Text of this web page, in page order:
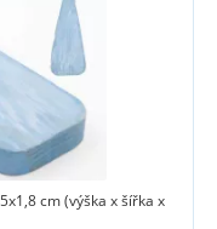
cm (výška x šířka x